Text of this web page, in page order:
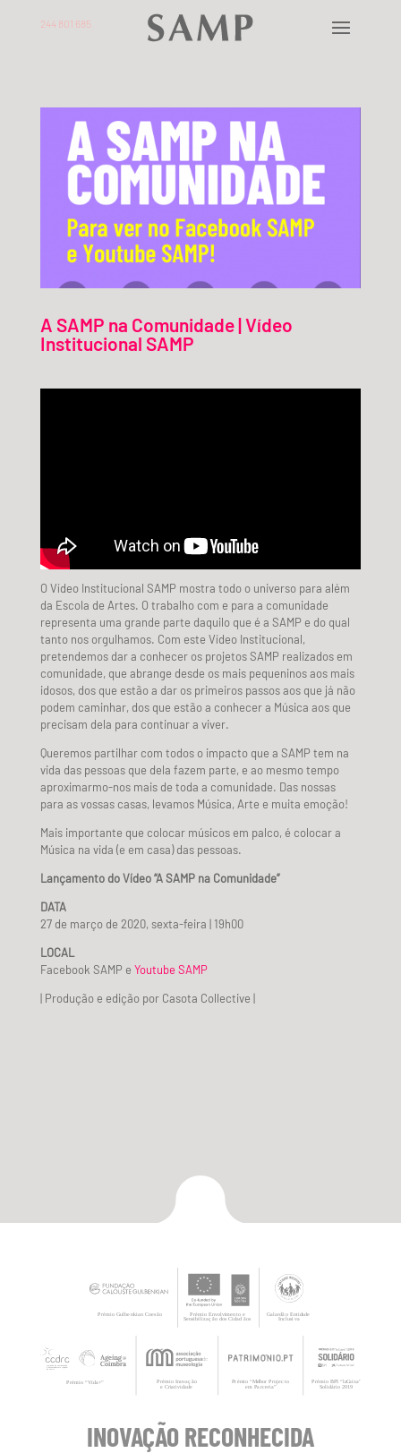
244 801 685
A SAMP na Comunidade | Vídeo
Institucional SAMP
O Vídeo Institucional SAMP mostra todo o universo para além
da Escola de Artes. O trabalho com e para a comunidade
representa uma grande parte daquilo que é a SAMP e do qual
tanto nos orgulhamos. Com este Vídeo Institucional,
pretendemos dar a conhecer os projetos SAMP realizados em
comunidade, que abrange desde os mais pequeninos aos mais
idosos, dos que estão a dar os primeiros passos aos que já não
podem caminhar, dos que estão a conhecer a Música aos que
precisam dela para continuar a viver.
Queremos partilhar com todos o impacto que a SAMP tem na
vida das pessoas que dela fazem parte, e ao mesmo tempo
aproximarmo-nos mais de toda a comunidade. Das nossas
para as vossas casas, levamos Música, Arte e muita emoção!
Mais importante que colocar músicos em palco, é colocar a
Música na vida (e em casa) das pessoas.
Lançamento do Vídeo “A SAMP na Comunidade”
DATA
27 de março de 2020, sexta-feira | 19h00
LOCAL
Facebook SAMP e Youtube SAMP
| Produção e edição por Casota Collective |
INOVAÇÃO RECONHECIDA